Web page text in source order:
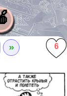
» 6